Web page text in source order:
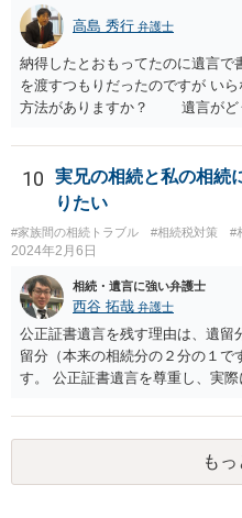
解いただければ幸いです。
高島 秀行 弁護士
納得したとおもってたのに遺言で
を渡すつもりだったのですが い
方法がありますか？ 遺言がど
分からないとあなたの質問に回
が請求されるのであれば、遺留
なることから 土地を渡すという
す。 ただ、遺言で書いていな
取得することとなる可能性はあ
情を話して相談された方がよいと
10
実兄の相続と私の相続
りたい
#家族間の相続トラブル #相続税対策 #
2024年2月6日
相続・遺言に強い弁護士
西谷 拓哉 弁護士
公正証書遺言を残す理由は、遺留
留分（本来の相続分の２分の１
す。 公正証書遺言を尊重し、実
留分相当額を分配する遺言を作る
も